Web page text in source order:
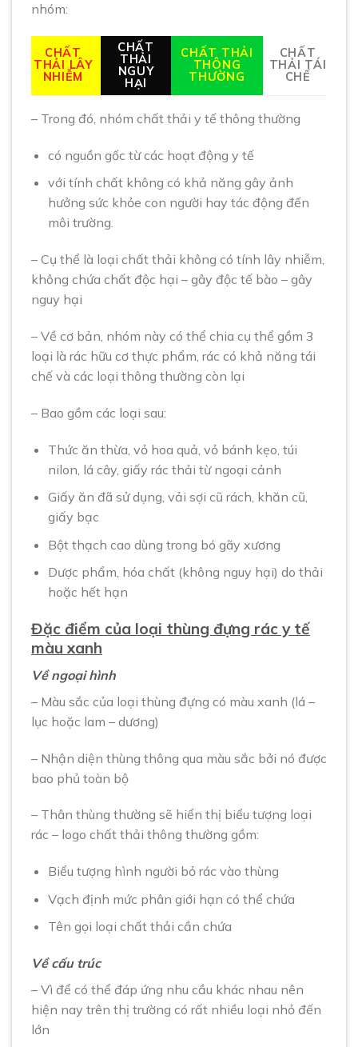
nhóm:
CHẤT
THẢI LÂY
NHIỄM
CHẤT
THẢI
NGUY
HẠI
CHẤT THẢI
THÔNG
THƯỜNG
CHẤT
THẢI TÁI
CHẾ
– Trong đó, nhóm chất thải y tế thông thường
có nguồn gốc từ các hoạt động y tế
với tính chất không có khả năng gây ảnh
hưởng sức khỏe con người hay tác động đến
môi trường.
– Cụ thể là loại chất thải không có tính lây nhiễm,
không chứa chất độc hại – gây độc tế bào – gây
nguy hại
– Về cơ bản, nhóm này có thể chia cụ thể gồm 3
loại là rác hữu cơ thực phẩm, rác có khả năng tái
chế và các loại thông thường còn lại
– Bao gồm các loại sau:
Thức ăn thừa, vỏ hoa quả, vỏ bánh kẹo, túi
nilon, lá cây, giấy rác thải từ ngoại cảnh
Giấy ăn đã sử dụng, vải sợi cũ rách, khăn cũ,
giấy bạc
Bột thạch cao dùng trong bó gãy xương
Dược phẩm, hóa chất (không nguy hại) do thải
hoặc hết hạn
Đặc điểm của loại thùng đựng rác y tế
màu xanh
Về ngoại hình
– Màu sắc của loại thùng đựng có màu xanh (lá –
lục hoặc lam – dương)
– Nhận diện thùng thông qua màu sắc bởi nó được
bao phủ toàn bộ
– Thân thùng thường sẽ hiển thị biểu tượng loại
rác – logo chất thải thông thường gồm:
Biểu tượng hình người bỏ rác vào thùng
Vạch định mức phân giới hạn có thể chứa
Tên gọi loại chất thải cần chứa
Về cấu trúc
– Vì để có thể đáp ứng nhu cầu khác nhau nên
hiện nay trên thị trường có rất nhiều loại nhỏ đến
lớn